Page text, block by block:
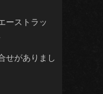
ーストラッ
せがありまし